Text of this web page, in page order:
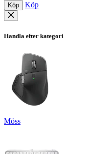
Köp Köp
Handla efter kategori
Möss